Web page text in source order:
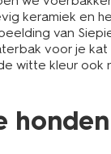
keramiek en
van
voor je
witte kleur ook